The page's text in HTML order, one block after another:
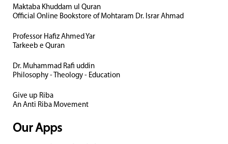
Maktaba Khuddam ul Quran
Official Online Bookstore of Mohtaram Dr. Israr Ahmad
Professor Hafiz Ahmed Yar
Tarkeeb e Quran
Dr. Muhammad Rafi uddin
Philosophy - Theology - Education
Give up Riba
An Anti Riba Movement
Our Apps